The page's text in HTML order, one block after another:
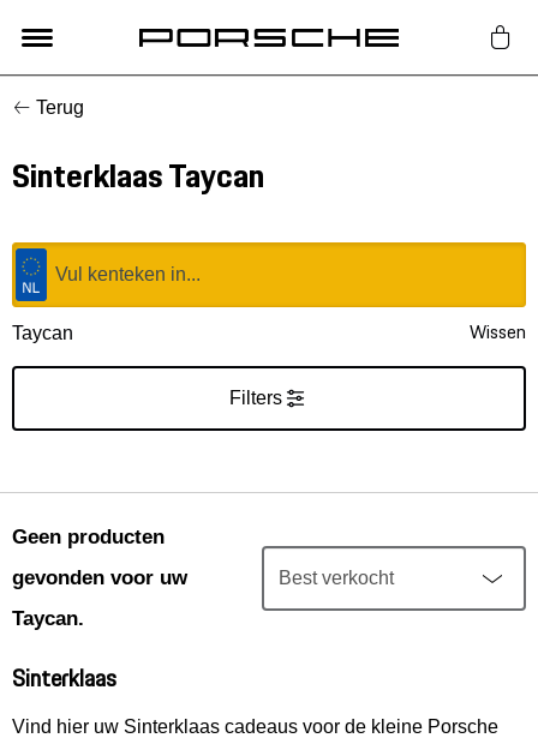
Lifestyle
Auto Accessoires
Classic
Nieuw
Mijn account
Klantenservice
Meer Porsche
Terug
Sinterklaas Taycan
Taycan Wissen
Filters
Geen producten
gevonden voor uw
Taycan.
Sinterklaas
Vind hier uw Sinterklaas cadeaus voor de kleine Porsche